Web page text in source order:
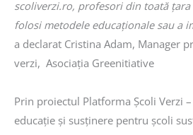
scoliverzi.ro, profesori din toată
folosi metodele educaționale sau a
a declarat Cristina Adam, Manager
verzi, Asociația Greenitiative
Prin proiectul Platforma Școli Verzi
educație și susținere pentru școli